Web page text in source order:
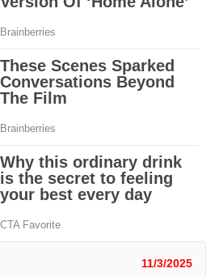
11/3/2025